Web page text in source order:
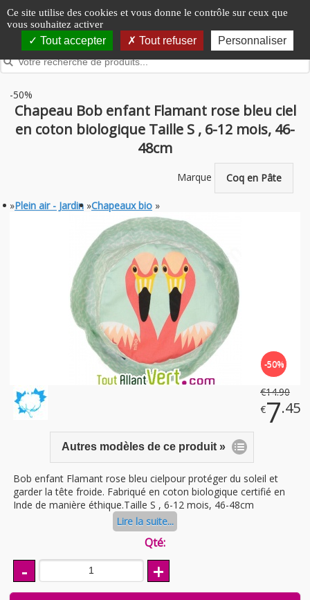
Panneau de gestion des cookies
Ce site utilise des cookies et vous donne le contrôle sur ceux que
vous souhaitez activer
Tout accepter Tout refuser Personnaliser
-50%
Chapeau Bob enfant Flamant rose bleu ciel
en coton biologique Taille S , 6-12 mois, 46-
48cm
Marque Coq en Pâte
»Plein air - Jardin »Chapeaux bio »
-50%
€14.90
€7.45
Autres modèles de ce produit »
Bob enfant Flamant rose bleu cielpour protéger du soleil et
garder la tête froide. Fabriqué en coton biologique certifié en
Inde de manière éthique.Taille S , 6-12 mois, 46-48cm
Lire la suite...
Qté:
- +